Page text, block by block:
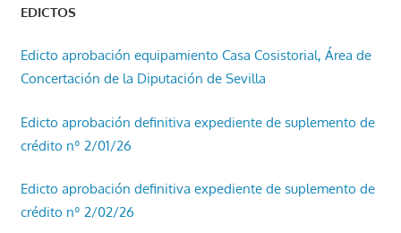
EDICTOS
Edicto aprobación equipamiento Casa Cosistorial, Área de
Concertación de la Diputación de Sevilla
Edicto aprobación definitiva expediente de suplemento de
crédito nº 2/01/26
Edicto aprobación definitiva expediente de suplemento de
crédito nº 2/02/26